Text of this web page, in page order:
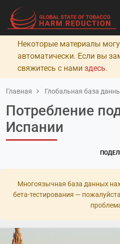
Некоторые материалы
автоматически. Если вы
свяжитесь с нами здесь.
Главная Глобальная база
Потребление
Испании
Многоязычная база данных
бета-тестирования —